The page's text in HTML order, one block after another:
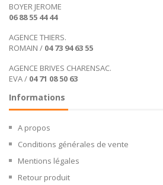
BOYER JEROME
06 88 55 44 44
AGENCE THIERS.
ROMAIN / 04 73 94 63 55
AGENCE BRIVES CHARENSAC.
EVA / 04 71 08 50 63
Informations
A propos
Conditions générales de vente
Mentions légales
Retour produit